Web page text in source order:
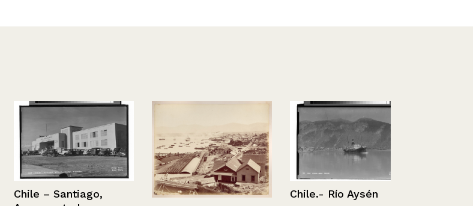
Chile – Santiago,
Chile.- Río Aysén